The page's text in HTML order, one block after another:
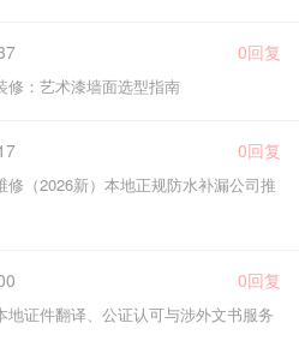
0回复
修：艺术漆墙面选型指南
0回复
修（2026新）本地正规防水补漏公司推
0回复
地证件翻译、公证认可与涉外文书服务